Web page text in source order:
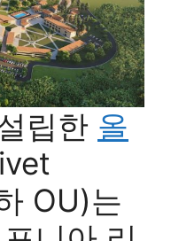
립한 올
OU)는